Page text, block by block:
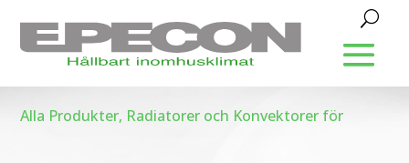
Alla Produkter, Radiatorer och Konvektorer för